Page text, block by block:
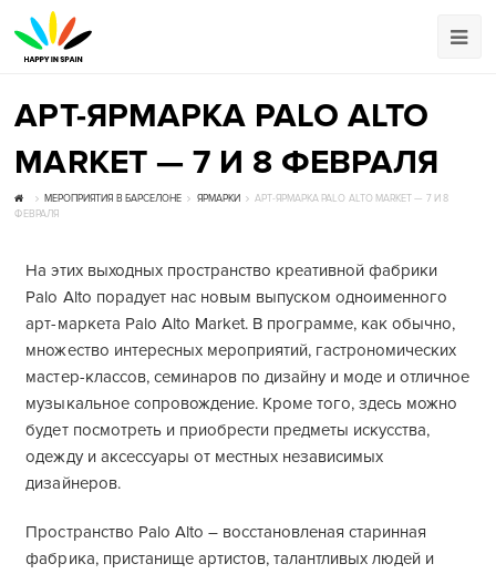
АРТ-ЯРМАРКА PALO ALTO
MARKET — 7 И 8 ФЕВРАЛЯ
МЕРОПРИЯТИЯ В БАРСЕЛОНЕ ЯРМАРКИ
АРТ-ЯРМАРКА PALO ALTO MARKET — 7 И 8
ФЕВРАЛЯ
На этих выходных пространство креативной фабрики
Palo Alto порадует нас новым выпуском одноименного
арт-маркета Palo Alto Market. В программе, как обычно,
множество интересных мероприятий, гастрономических
мастер-классов, семинаров по дизайну и моде и отличное
музыкальное сопровождение. Кроме того, здесь можно
будет посмотреть и приобрести предметы искусства,
одежду и аксессуары от местных независимых
дизайнеров.
Пространство Palo Alto – восстановленая старинная
фабрика, пристанище артистов, талантливых людей и